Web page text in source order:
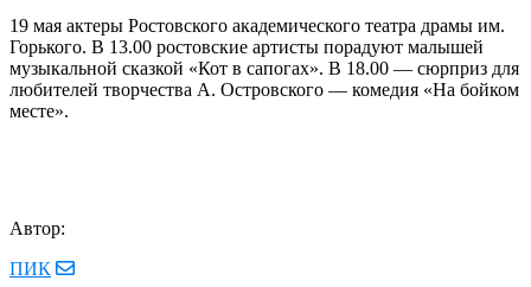
19 мая актеры Ростовского академического театра драмы им.
Горького. В 13.00 ростовские артисты порадуют малышей
музыкальной сказкой «Кот в сапогах». В 18.00 — сюрприз для
любителей творчества А. Островского — комедия «На бойком
месте».
Автор:
ПИК